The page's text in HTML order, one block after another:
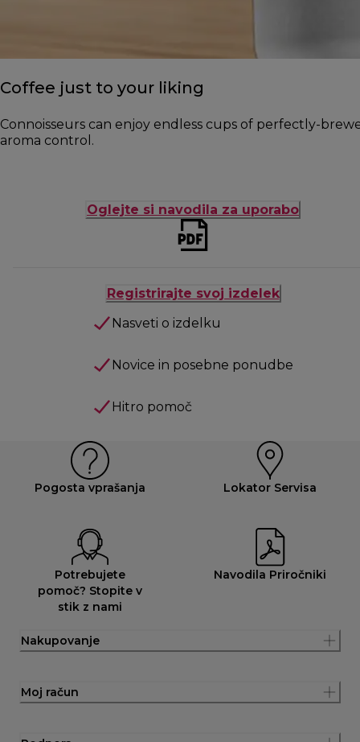
Coffee just to your liking
Connoisseurs can enjoy endless cups of perfectly-
aroma control.
Oglejte si navodila za uporabo
Registrirajte svoj izdelek
Nasveti o izdelku
Novice in posebne ponudbe
Hitro pomoč
Pogosta vprašanja Lokator Servisa
Potrebujete
pomoč? Stopite v
stik z nami
Navodila Priročniki
Nakupovanje
Moj račun